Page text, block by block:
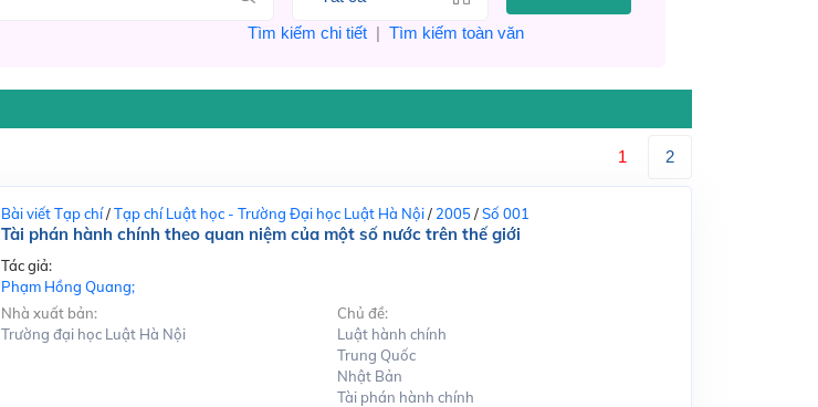
Tìm kiếm chi tiết| Tìm kiếm toàn văn
1 2
Bài viết Tạp chí/Tạp chí Luật học - Trường Đại học Luật Hà Nội/ 2005/Số 001
Tài phán hành chính theo quan niệm của một số nước trên thế giới
Tác giả:
Phạm Hồng Quang;
Nhà xuất bản:
Trường đại học Luật Hà Nội
Chủ đề:
Luật hành chính
Trung Quốc
Nhật Bản
Tài phán hành chính